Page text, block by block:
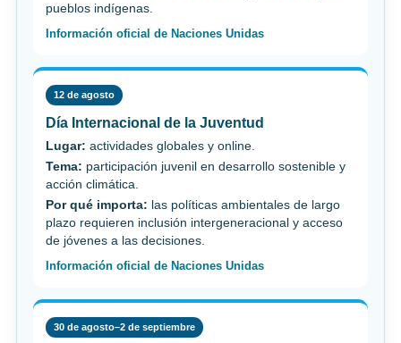
pueblos indígenas.
Información oficial de Naciones Unidas
12 de agosto
Día Internacional de la Juventud
Lugar: actividades globales y online.
Tema: participación juvenil en desarrollo sostenible y
acción climática.
Por qué importa: las políticas ambientales de largo
plazo requieren inclusión intergeneracional y acceso
de jóvenes a las decisiones.
Información oficial de Naciones Unidas
30 de agosto–2 de septiembre